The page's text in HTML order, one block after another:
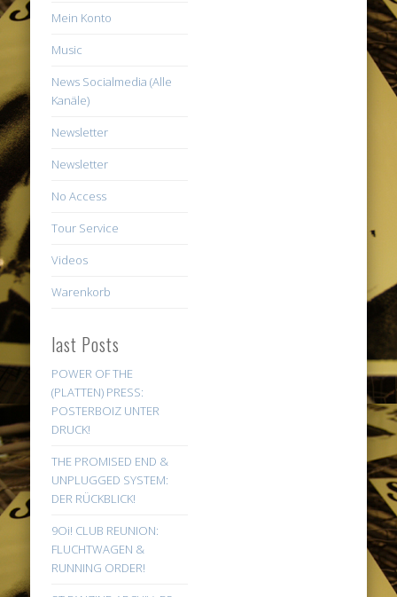
Mein Konto
Music
News Socialmedia (Alle
Kanäle)
Newsletter
Newsletter
No Access
Tour Service
Videos
Warenkorb
last Posts
POWER OF THE
(PLATTEN) PRESS:
POSTERBOIZ UNTER
DRUCK!
THE PROMISED END &
UNPLUGGED SYSTEM:
DER RÜCKBLICK!
9Oi! CLUB REUNION:
FLUCHTWAGEN &
RUNNING ORDER!